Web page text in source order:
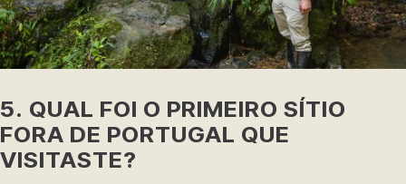
5. QUAL FOI O PRIMEIRO SÍTIO
FORA DE PORTUGAL QUE
VISITASTE?